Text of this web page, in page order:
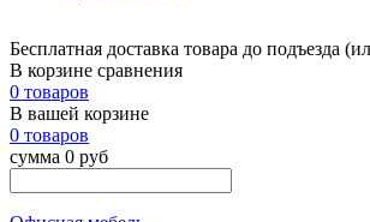
Бесплатная доставка товара до подъезда
В корзине сравнения
0 товаров
В вашей корзине
0 товаров
сумма 0 руб